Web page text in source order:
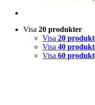
Visa 20 produkter
Visa 20
Visa 40
Visa 60